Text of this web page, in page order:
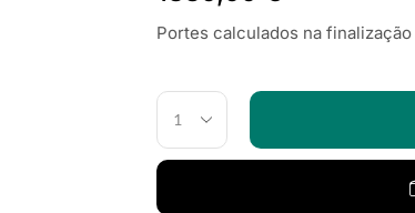
Portes calculados na finalização